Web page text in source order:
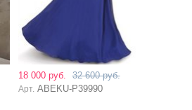
18 000 руб. 32 600 руб.
Арт.ABEKU-P39990